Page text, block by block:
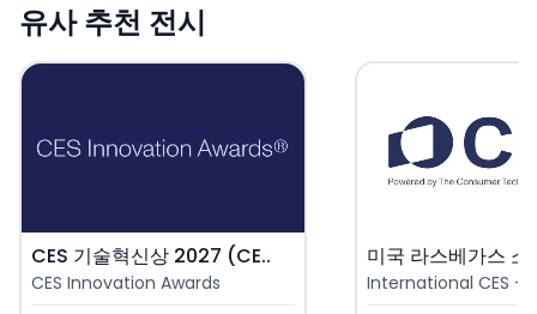
유사 추천 전시
CES 기술혁신상 2027 (CE..
CES Innovation Awards
International CES -